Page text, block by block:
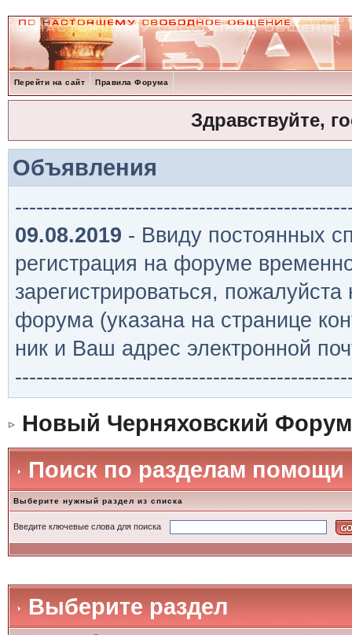
Перейти на сайт Правила Форума
Здравствуйте,
Объявления
09.08.2019 - Ввиду постоянных
регистрация на форуме
зарегистрироваться,
форума (указана на странице
ник и Ваш адрес электронной
Новый Черняховский Форум
Поиск по разделам помощи
Выберите нужный раздел из списка
Введите ключевые слова для поиска
Выберите раздел